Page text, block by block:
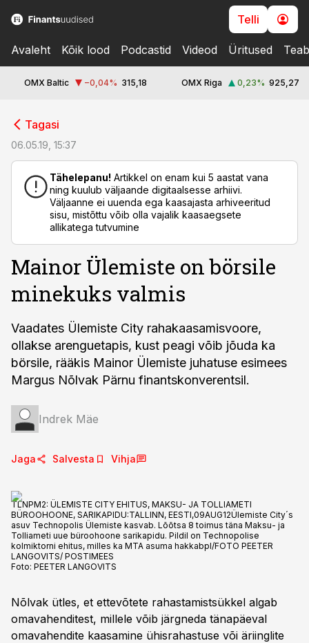
Telli
Avaleht Kõik lood Podcastid Videod Üritused
OMX Baltic −0,04% 315,18 OMX Riga 0,23% 925,27
Tagasi
06.05.19, 15:37
Tähelepanu! Artikkel on enam kui 5 aastat vana
ning kuulub väljaande digitaalsesse arhiivi.
Väljaanne ei uuenda ega kaasajasta arhiveeritud
sisu, mistõttu võib olla vajalik kaasaegsete
allikatega tutvumine
Mainor Ülemiste on börsile
minekuks valmis
Vaadates Ülemiste City rahakaasamisvoore,
ollakse arenguetapis, kust peagi võib jõuda ka
börsile, rääkis Mainor Ülemiste juhatuse esimees
Margus Nõlvak Pärnu finantskonverentsil.
Indrek Mäe
Jaga Salvesta Vihja
TLNPM2: ÜLEMISTE CITY EHITUS, MAKSU- JA TOLLIAMETI
BÜROOHOONE, SARIKAPIDU:TALLINN, EESTI,09AUG12Ülemiste City´s
asuv Technopolis Ülemiste kasvab. Lõõtsa 8 toimus täna Maksu- ja
Tolliameti uue büroohoone sarikapidu. Pildil on Technopolise
kolmiktorni ehitus, milles ka MTA asuma hakkabpl/FOTO PEETER
LANGOVITS/ POSTIMEES
Foto: PEETER LANGOVITS
Nõlvak ütles, et ettevõtete rahastamistsükkel algab
omavahenditest, millele võib järgneda tänapäeval
omavahendite kaasamine ühisrahastuse või äriinglite